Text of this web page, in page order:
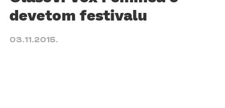
devetom festivalu
03.11.2015.